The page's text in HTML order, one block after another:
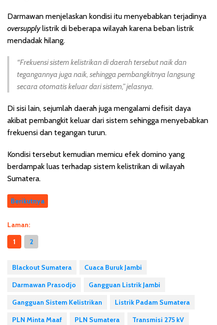
Darmawan menjelaskan kondisi itu menyebabkan terjadinya
oversupplylistrik di beberapa wilayah karena beban listrik
mendadak hilang.
“Frekuensi sistem kelistrikan di daerah tersebut naik dan
tegangannya juga naik, sehingga pembangkitnya langsung
secara otomatis keluar dari sistem,” jelasnya.
Di sisi lain, sejumlah daerah juga mengalami defisit daya
akibat pembangkit keluar dari sistem sehingga menyebabkan
frekuensi dan tegangan turun.
Kondisi tersebut kemudian memicu efek domino yang
berdampak luas terhadap sistem kelistrikan di wilayah
Sumatera.
Berikutnya
Laman:
1
2
Blackout Sumatera
Cuaca Buruk Jambi
Darmawan Prasodjo
Gangguan Listrik Jambi
Gangguan Sistem Kelistrikan
Listrik Padam Sumatera
PLN Minta Maaf
PLN Sumatera Transmisi 275 kV